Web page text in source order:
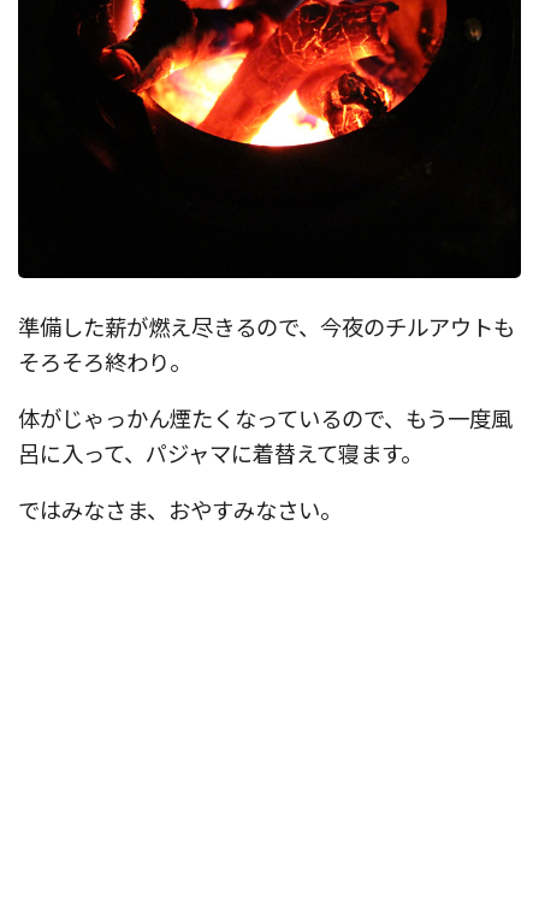
準備した薪が燃え尽きるので、今夜のチルアウトも
そろそろ終わり。
体がじゃっかん煙たくなっているので、もう一度風
呂に入って、パジャマに着替えて寝ます。
ではみなさま、おやすみなさい。